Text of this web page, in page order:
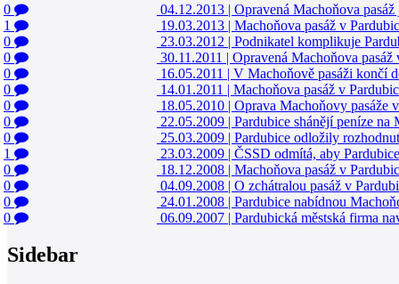
0 04.12.2013 | Opravená Machoňova pasáž
1
19.03.2013 | Machoňova pasáž v
0
23.03.2012 | Podnikatel komplikuje
0
30.11.2011 | Opravená Machoňova
0
16.05.2011 | V Machoňově pasáži končí
0
14.01.2011 | Machoňova pasáž v
0
18.05.2010 | Oprava Machoňovy pasáže
0
22.05.2009 | Pardubice shánějí peníze na
0
25.03.2009 | Pardubice odložily
1
23.03.2009 | ČSSD odmítá, aby
0
18.12.2008 | Machoňova pasáž v
0
04.09.2008 | O zchátralou pasáž v
0
24.01.2008 | Pardubice nabídnou
0
06.09.2007 | Pardubická městská firma
Sidebar